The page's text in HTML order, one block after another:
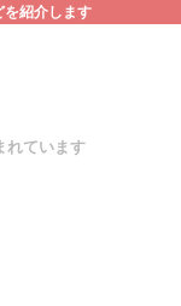
を紹介します
れています